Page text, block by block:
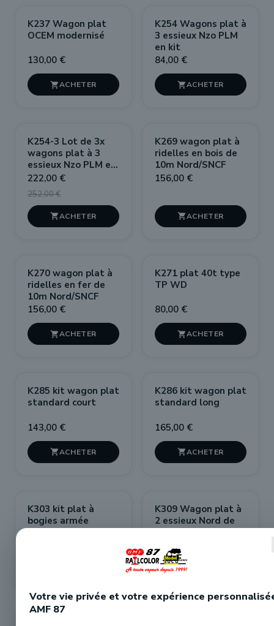
K237 Wagon plat
OCEM modernisé
130,00 €

K254 Wagons plat à
3 essieux Nzo PLM
en kit
84,00 €

PROMO !
-30,00 €
PACK
K254-3 Lot de 3x
wagons plat à 3
essieux Nzo PLM en
kit
222,00 €
252,00 €

K269 wagon plat à
ridelles en bois de
10m Nord/SNCF
156,00 €

K270 wagon plat à
ridelles en fer de
10m Nord/SNCF
156,00 €

K271 plat 40t type
TP WD
80,00 €

K285 kit wagon plat
standard court
143,00 €

K286 kit wagon plat
standard long
165,00 €

K303 kit plat à
bogies armée
Française SNCF
K309 Wagon plat à
2 essieux Nord de
4,60m en kit
84,00 €

Votre vie privée et votre expérience
AMF 87